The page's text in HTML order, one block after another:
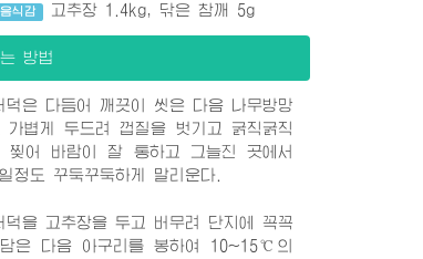
식감 고추장 1.4kg, 닦은 참깨 5g
방법
덕은 다듬어 깨끗이 씻은 다음 나무방망
가볍게 두드려 껍질을 벗기고 굵직굵직
찢어 바람이 잘 통하고 그늘진 곳에서
정도 꾸둑꾸둑하게 말리운다.
덕을 고추장을 두고 버무려 단지에 꼭꼭
담은 다음 아구리를 봉하여 10~15℃의